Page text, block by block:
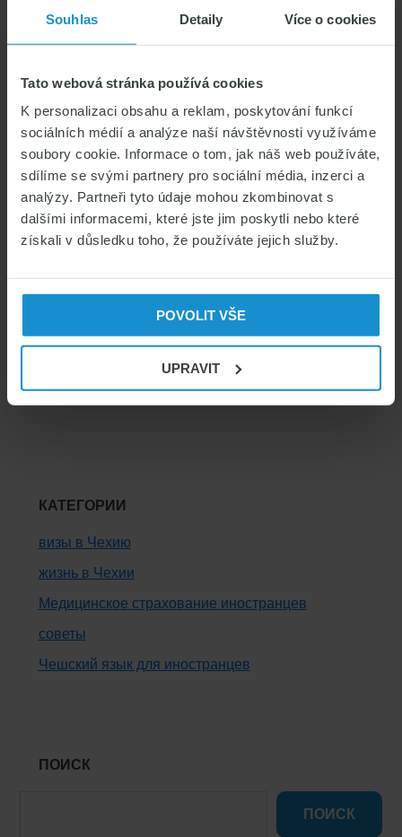
Souhlas Detaily Více o cookies
Tato webová stránka používá cookies
K personalizaci obsahu a reklam, poskytování funkcí
sociálních médií a analýze naší návštěvnosti využíváme
soubory cookie. Informace o tom, jak náš web používáte,
sdílíme se svými partnery pro sociální média, inzerci a
analýzy. Partneři tyto údaje mohou zkombinovat s
dalšími informacemi, které jste jim poskytli nebo které
získali v důsledku toho, že používáte jejich služby.
POVOLIT VŠE
UPRAVIT
касающиеся изучения чешского языка и
подскажем маленькие хитрости, которые
на
знание
чешского
языка
для
Primary
Sidebar
СТРАХОВАНИЕ ДЛЯ ИНОСТРАНЦЕВ
КАТЕГОРИИ
визы в Чехию
жизнь в Чехии
Медицинское страхование иностранцев
советы
Чешский язык для иностранцев
ПОИСК
ПОИСК